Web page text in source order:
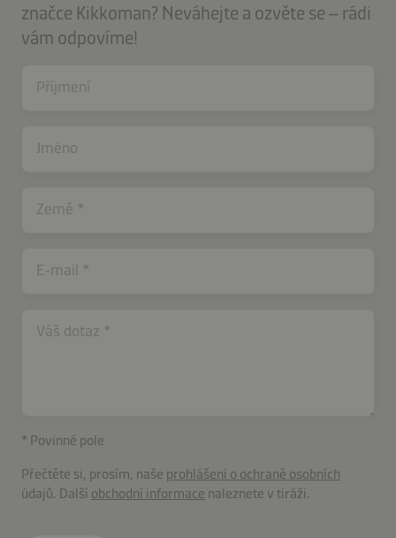
značce Kikkoman? Neváhejte a ozvěte se – rádi
vám odpovíme!
Příjmení
Jméno
Země
E-mail
B2B-
Váš dotaz
* Povinné pole
Přečtěte si, prosím, naše prohlášení o ochraně osobních
údajů. Další obchodní informace naleznete v tiráži.